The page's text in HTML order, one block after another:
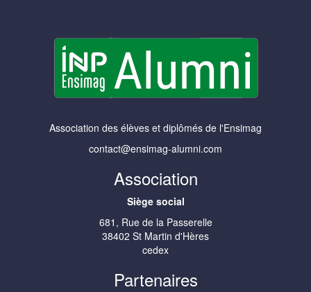
Association des élèves et diplômés de l'Ensimag
contact@ensimag-alumni.com
Association
Siège social
681, Rue de la Passerelle
38402 St Martin d'Hères
cedex
Partenaires